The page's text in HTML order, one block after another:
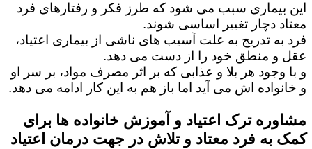
این بیماری سبب می شود که طرز فکر و رفتارهای فرد
معتاد دچار تغییر اساسی شوند.
فرد به تدریج به علت آسیب های ناشی از بیماری اعتیاد،
عقل و منطق خود را از دست می دهد.
و با وجود هر بلا و عذابی که بر اثر مصرف مواد، بر سر او
و خانواده اش می آید اما باز هم به این کار ادامه می دهد.
مشاوره ترک اعتیاد و آموزش خانواده ها برای
کمک به فرد معتاد و تلاش در جهت درمان اعتیاد